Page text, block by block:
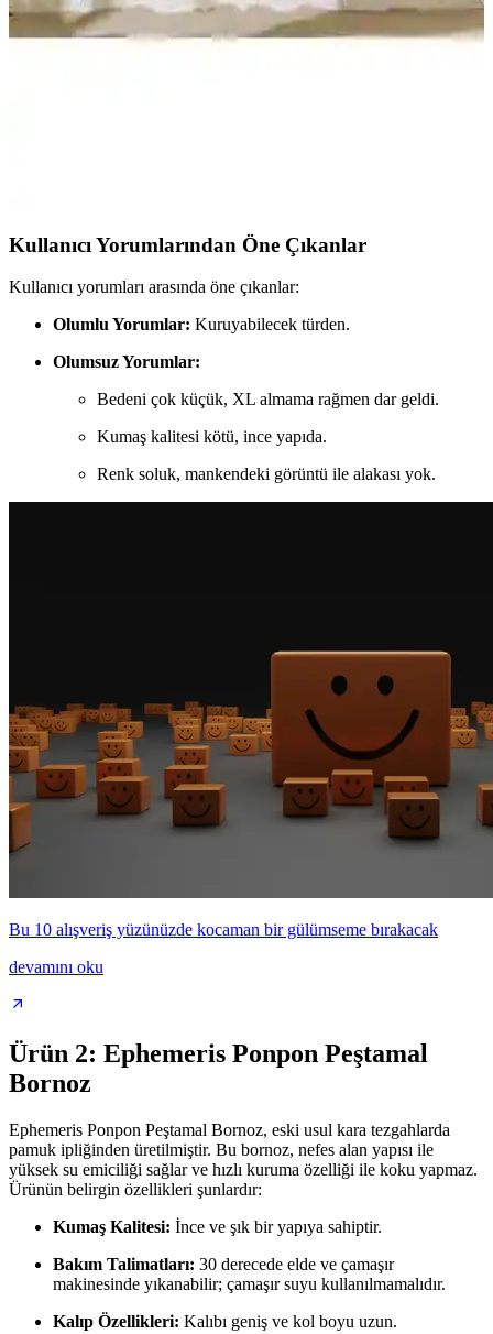
Esmen'in özellikleri, kullanıcı yorumları ve avantajları detaylı
şekilde karşılaştırıldı. Doğru tercihi yapmanız için rehberlik sağlar.
Kullanıcı Yorumlarından Öne Çıkanlar
Kullanıcı yorumları arasında öne çıkanlar:
Olumlu Yorumlar: Kuruyabilecek türden.
Olumsuz Yorumlar:
Bedeni çok küçük, XL almama rağmen dar geldi.
Kumaş kalitesi kötü, ince yapıda.
Renk soluk, mankendeki görüntü ile alakası yok.
Bu 10 alışveriş yüzünüzde kocaman bir gülümseme bırakacak
devamını oku
Ürün 2: Ephemeris Ponpon Peştamal
Bornoz
Ephemeris Ponpon Peştamal Bornoz, eski usul kara tezgahlarda
pamuk ipliğinden üretilmiştir. Bu bornoz, nefes alan yapısı ile
yüksek su emiciliği sağlar ve hızlı kuruma özelliği ile koku yapmaz.
Ürünün belirgin özellikleri şunlardır:
Kumaş Kalitesi: İnce ve şık bir yapıya sahiptir.
Bakım Talimatları: 30 derecede elde ve çamaşır
makinesinde yıkanabilir; çamaşır suyu kullanılmamalıdır.
Kalıp Özellikleri: Kalıbı geniş ve kol boyu uzun.